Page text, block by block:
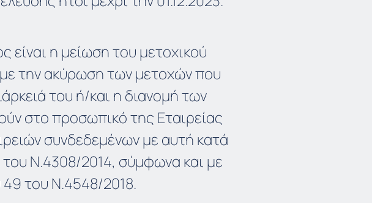
η μείωση του μετοχικού
την ακύρωση των μετοχών που
του ή/και η διανομή των
στο προσωπικό της Εταιρείας
συνδεδεμένων με αυτή κατά
Ν.4308/2014, σύμφωνα και με
49 του Ν.4548/2018.